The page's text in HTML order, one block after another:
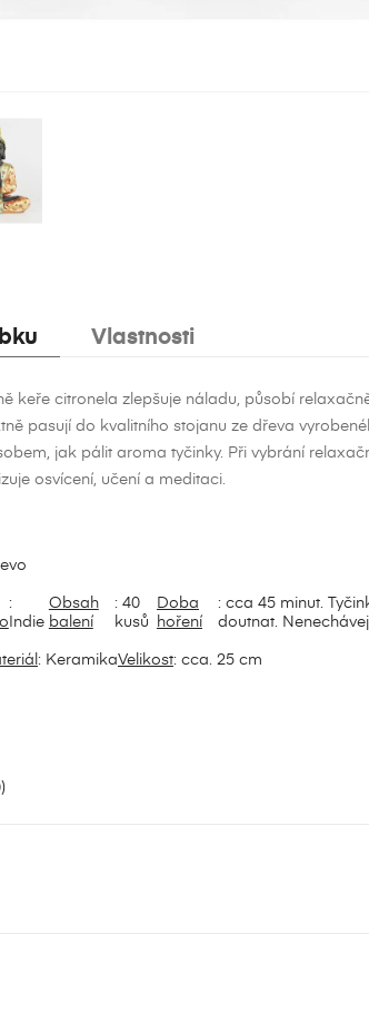
Vlastnosti
keře citronela zlepšuje náladu, působí
pasují do kvalitního stojanu ze dřeva
jak pálit aroma tyčinky. Při vybrání
osvícení, učení a meditaci.
:
Indie
Obsah
balení
: 40
kusů
Doba
hoření
: cca 45 minut.
doutnat.
: KeramikaVelikost: cca. 25 cm
add_circle_outline
Vytvořit
Přihlásit se